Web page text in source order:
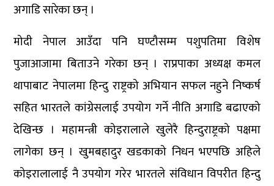
अगाडि सारेका छन् ।
मोदी नेपाल आउँदा पनि घण्टौसम्म पशुपतिमा विशेष
पुजाआजामा बिताउने गरेका छन् । राप्रपाका अध्यक्ष कमल
थापाबाट नेपालमा हिन्दु राष्ट्रको अभियान सफल नहुने निष्कर्ष
सहित भारतले कांग्रेसलाई उपयोग गर्ने नीति अगाडि बढाएको
देखिन्छ । महामन्त्री कोइरालाले खुलेरै हिन्दुराष्ट्रको पक्षमा
लागेका छन् । खुमबहादुर खडकाको निधन भएपछि अहिले
कोइरालालाई नै उपयोग गरेर भारतले संविधान विपरीत हिन्दु